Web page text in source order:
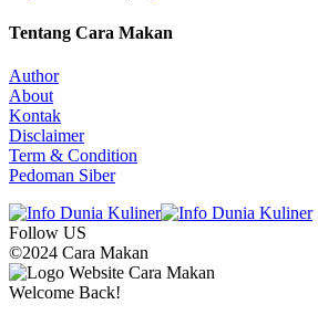
Tentang Cara Makan
Author
About
Kontak
Disclaimer
Term & Condition
Pedoman Siber
Follow US
©2024 Cara Makan
Welcome Back!